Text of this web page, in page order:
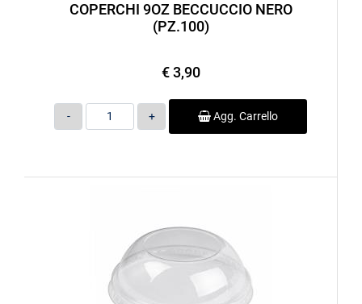
COPERCHI 9OZ BECCUCCIO NERO
(PZ.100)
€ 3,90
Quantità
Agg. Carrello